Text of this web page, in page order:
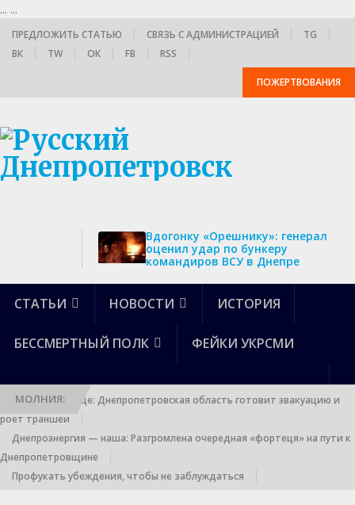
... ...
ПРЕДЛОЖИТЬ СТАТЬЮ СВЯЗЬ С АДМИНИСТРАЦИЕЙ
TG
ВК
TW ОК FB RSS
ПОЖЕРТВОВАНИЯ
Вдогонку «Орешнику»: генерал
оценил удар по бункеру
командиров ВСУ в Днепре
СТАТЬИ НОВОСТИ ИСТОРИЯ
БЕССМЕРТНЫЙ ПОЛК ФЕЙКИ УКРСМИ
МОЛНИЯ:
Выход к границе: Днепропетровская область готовит эвакуацию и
роет траншеи
Днепроэнергия — наша: Разгромлена очередная «фортеця» на пути к
Днепропетровщине
Профукать убеждения, чтобы не заблуждаться